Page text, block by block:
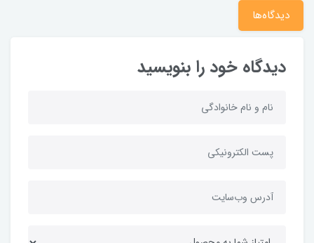
دیدگاه‌ها
دیدگاه خود را بنویسید